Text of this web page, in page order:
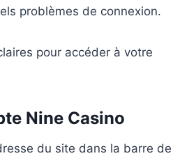
problèmes de connexion.
pour accéder à votre
Nine Casino
du site dans la barre de